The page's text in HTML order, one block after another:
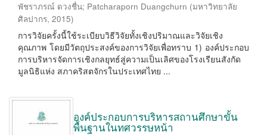
พัชราภรณ์ ดวงชื่น; Patcharaporn Duangchurn (มหาวิทยาลัย
ศิลปากร, 2015)
การวิจัยครั้งนี้ใช้ระเบียบวิธีวิจัยทั้งเชิงปริมาณและวิจัยเชิง
คุณภาพ โดยมีวัตถุประสงค์ของการวิจัยเพื่อทราบ 1) องค์ประกอบ
การบริหารจัดการเชิงกลยุทธ์สู่ความเป็นเลิศของโรงเรียนสังกัด
มูลนิธิแห่ง สภาคริสตจักรในประเทศไทย ...
องค์ประกอบการบริหารสถานศึกษาขั้น
พื้นฐานในทศวรรษหน้า